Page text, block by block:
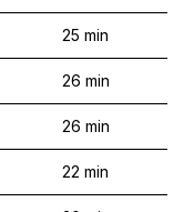
25 min
26 min
26 min
22 min